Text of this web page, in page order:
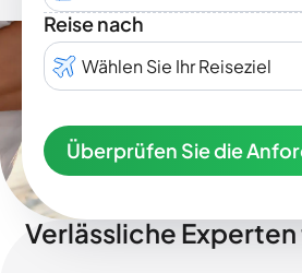
Reise nach
Wählen Sie Ihr Reiseziel
Überprüfen Sie die
Verlässliche Experten